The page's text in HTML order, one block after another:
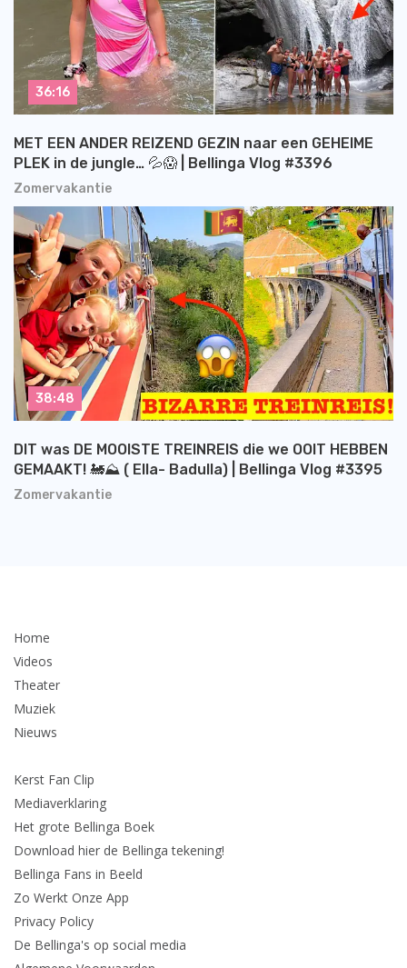
Zomervakantie
MET EEN ANDER REIZEND GEZIN naar een GEHEIME
PLEK in de jungle… 💦😱 | Bellinga Vlog #3396
36:16
Zomervakantie
DIT was DE MOOISTE TREINREIS die we OOIT HEBBEN
GEMAAKT! 🚂⛰️ ( Ella- Badulla) | Bellinga Vlog #3395
38:48
Home
Videos
Theater
Muziek
Nieuws
Kerst Fan Clip
Mediaverklaring
Het grote Bellinga Boek
Download hier de Bellinga tekening!
Bellinga Fans in Beeld
Zo Werkt Onze App
Privacy Policy
De Bellinga's op social media